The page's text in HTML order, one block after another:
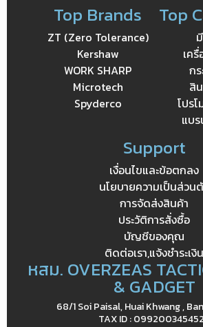
Top Brands
ZT (Zero Tolerance)
Kershaw
WORK SHARP
Microtech
Spyderco
Top
เค
กร
สิ
โปร
แบ
Support
เงื่อนไขและข้อตกลง
นโยบายความเป็นส่วน
การจัดส่งสินค้า
ประวัติการสั่งซื้อ
บัญชีของคุณ
ติดต่อเรา,แจ้งชำระเงิน
หสม. OVERZEAS
& GADGET
68/1 Soi Paisal, Huai Khwang ,
TAX ID :